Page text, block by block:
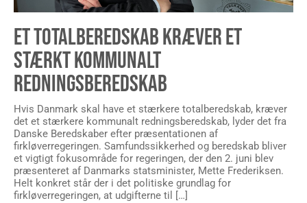
ET TOTALBEREDSKAB KRÆVER ET
STÆRKT KOMMUNALT
REDNINGSBEREDSKAB
Hvis Danmark skal have et stærkere totalberedskab, kræver
det et stærkere kommunalt redningsberedskab, lyder det fra
Danske Beredskaber efter præsentationen af
firkløverregeringen. Samfundssikkerhed og beredskab bliver
et vigtigt fokusområde for regeringen, der den 2. juni blev
præsenteret af Danmarks statsminister, Mette Frederiksen.
Helt konkret står der i det politiske grundlag for
firkløverregeringen, at udgifterne til […]